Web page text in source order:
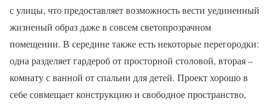
с улицы, что предоставляет возможность вести уединенный
жизненый образ даже в совсем светопрозрачном
помещении. В середине также есть некоторые перегородки:
одна разделяет гардероб от просторной столовой, вторая –
комнату с ванной от спальни для детей. Проект хорошо в
себе совмещает конструкцию и свободное пространство,